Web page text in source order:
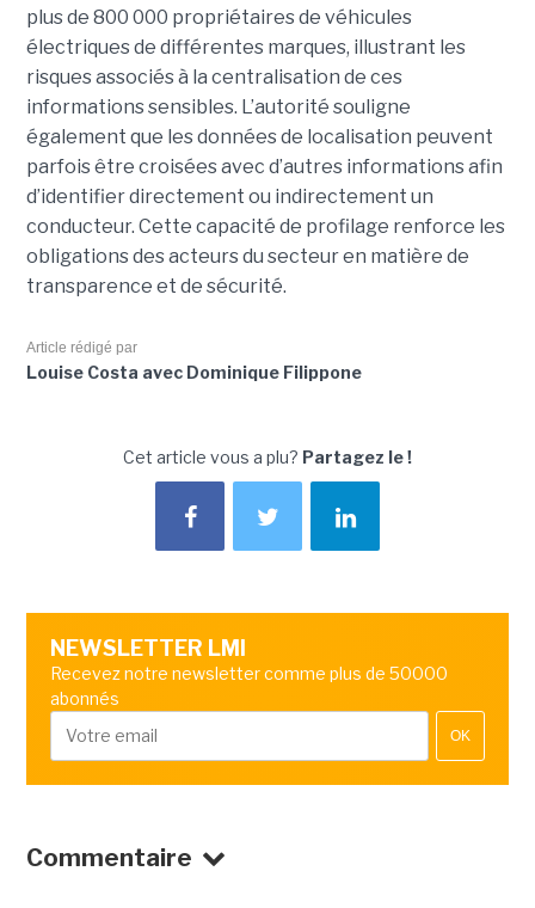
plus de 800 000 propriétaires de véhicules
électriques de différentes marques, illustrant les
risques associés à la centralisation de ces
informations sensibles. L’autorité souligne
également que les données de localisation peuvent
parfois être croisées avec d’autres informations afin
d’identifier directement ou indirectement un
conducteur. Cette capacité de profilage renforce les
obligations des acteurs du secteur en matière de
transparence et de sécurité.
Article rédigé par
Louise Costa avec Dominique Filippone
Cet article vous a plu? Partagez le !
NEWSLETTER LMI
Recevez notre newsletter comme plus de 50000
abonnés
OK
Commentaire